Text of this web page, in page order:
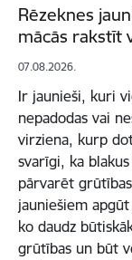
Rēzeknes
mācās rakstīt
07.08.2026.
Ir jaunieši, kuri
nepadodas vai
virziena, kurp
svarīgi, ka
pārvarēt
jauniešiem
ko daudz
grūtības un būt